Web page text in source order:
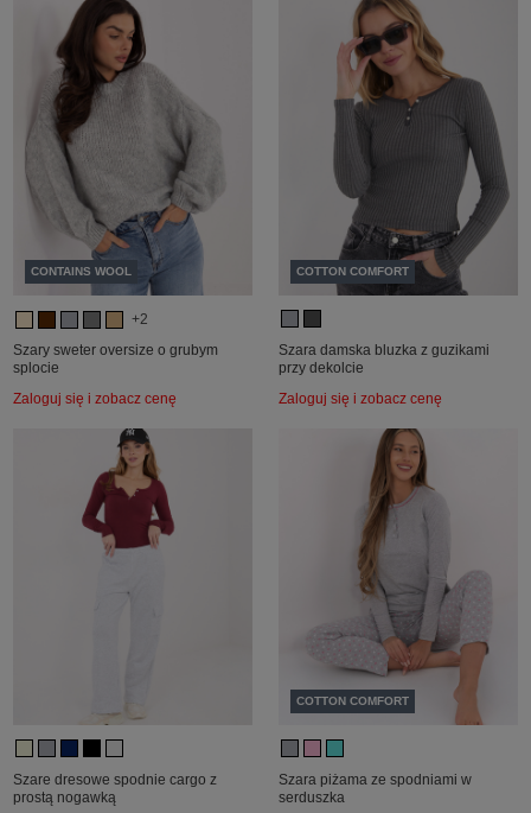
CONTAINS WOOL
+2
Szary sweter oversize o grubym
splocie
Zaloguj się i zobacz cenę
COTTON COMFORT
Szara damska bluzka z guzikami
przy dekolcie
Zaloguj się i zobacz cenę
Szare dresowe spodnie cargo z
prostą nogawką
COTTON COMFORT
Szara piżama ze spodniami w
serduszka